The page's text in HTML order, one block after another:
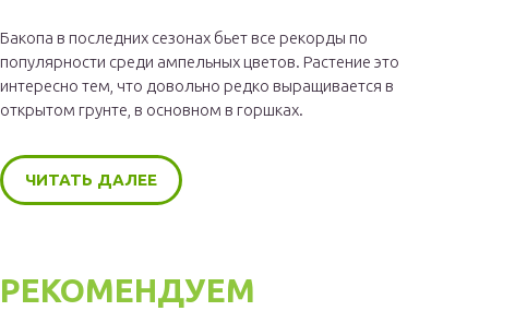
Бакопа в последних сезонах бьет все рекорды по
популярности среди ампельных цветов. Растение это
интересно тем, что довольно редко выращивается в
открытом грунте, в основном в горшках.
ЧИТАТЬ ДАЛЕЕ
РЕКОМЕНДУЕМ